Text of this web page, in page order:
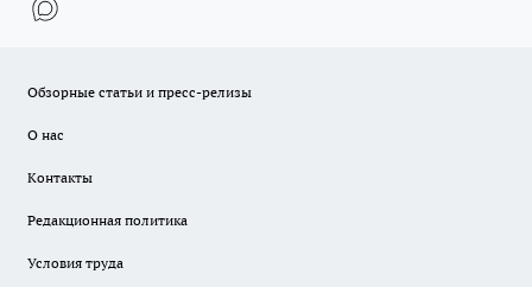
Обзорные статьи и пресс-релизы
О нас
Контакты
Редакционная политика
Условия труда